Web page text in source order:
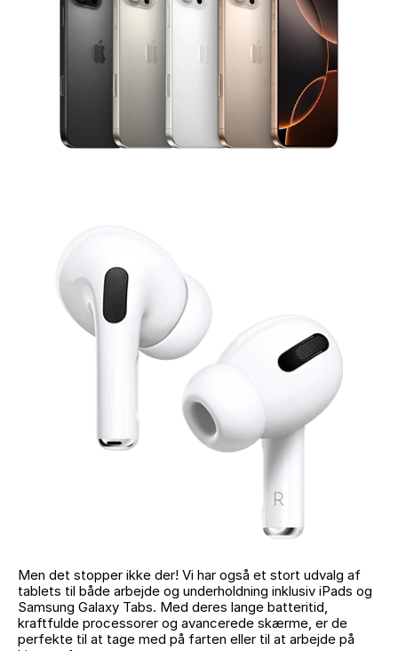
Men det stopper ikke der! Vi har også et stort udvalg af
tablets til både arbejde og underholdning inklusiv iPads og
Samsung Galaxy Tabs. Med deres lange batteritid,
kraftfulde processorer og avancerede skærme, er de
perfekte til at tage med på farten eller til at arbejde på